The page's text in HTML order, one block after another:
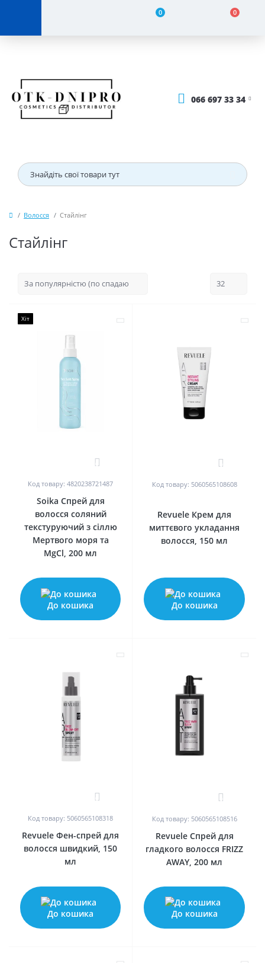
0 0
066 697 33 34
Волосся Стайлінг
Стайлінг
Хіт
0
Код товару: 4820238721487
Soika Спрей для
волосся соляний
текстуруючий з сіллю
Мертвого моря та
MgCl, 200 мл
До кошика
0
Код товару: 5060565108608
Revuele Крем для
миттєвого укладання
волосся, 150 мл
До кошика
Код товару: 5060565108318
Revuele Фен-спрей для
волосся швидкий, 150
мл
До кошика
Код товару: 5060565108516
Revuele Спрей для
гладкого волосся FRIZZ
AWAY, 200 мл
До кошика